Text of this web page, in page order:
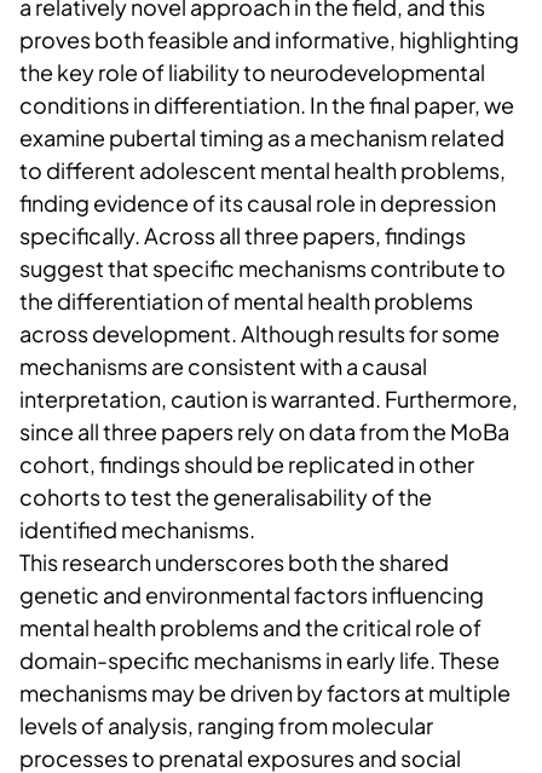
a relatively novel approach in the field, and this
proves both feasible and informative, highlighting
the key role of liability to neurodevelopmental
conditions in differentiation. In the final paper, we
examine pubertal timing as a mechanism related
to different adolescent mental health problems,
finding evidence of its causal role in depression
specifically. Across all three papers, findings
suggest that specific mechanisms contribute to
the differentiation of mental health problems
across development. Although results for some
mechanisms are consistent with a causal
interpretation, caution is warranted. Furthermore,
since all three papers rely on data from the MoBa
cohort, findings should be replicated in other
cohorts to test the generalisability of the
identified mechanisms.
This research underscores both the shared
genetic and environmental factors influencing
mental health problems and the critical role of
domain-specific mechanisms in early life. These
mechanisms may be driven by factors at multiple
levels of analysis, ranging from molecular
processes to prenatal exposures and social